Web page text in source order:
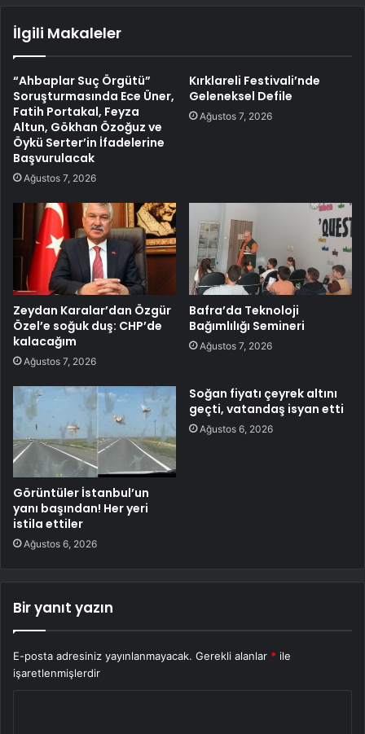
İlgili Makaleler
“Ahbaplar Suç Örgütü”
Soruşturmasında Ece Üner,
Fatih Portakal, Feyza
Altun, Gökhan Özoğuz ve
Öykü Serter’in İfadelerine
Başvurulacak
Ağustos 7, 2026
Kırklareli Festivali’nde
Geleneksel Defile
Ağustos 7, 2026
Zeydan Karalar’dan Özgür
Özel’e soğuk duş: CHP’de
kalacağım
Ağustos 7, 2026
Bafra’da Teknoloji
Bağımlılığı Semineri
Ağustos 7, 2026
Görüntüler İstanbul’un
yanı başından! Her yeri
istila ettiler
Ağustos 6, 2026
Soğan fiyatı çeyrek altını
geçti, vatandaş isyan etti
Ağustos 6, 2026
Bir yanıt yazın
E-posta adresiniz yayınlanmayacak. Gerekli alanlar * ile
işaretlenmişlerdir